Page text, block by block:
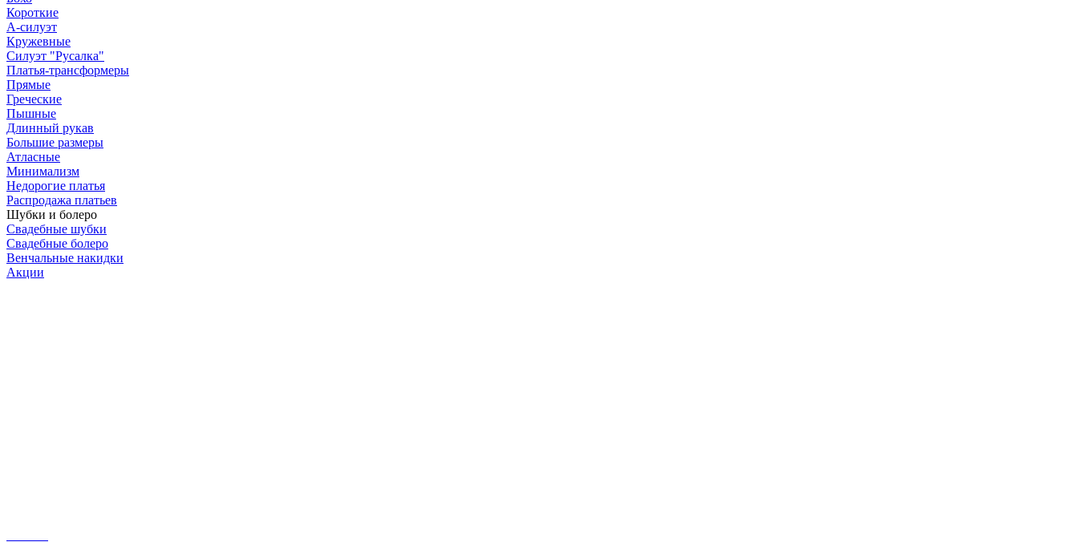
Короткие
А-силуэт
Кружевные
Силуэт "Русалка"
Платья-трансформеры
Прямые
Греческие
Пышные
Длинный рукав
Большие размеры
Атласные
Минимализм
Недорогие платья
Распродажа платьев
Шубки и болеро
Свадебные шубки
Свадебные болеро
Венчальные накидки
Акции